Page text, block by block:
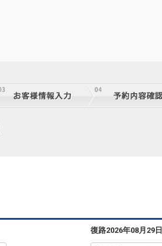
復路2026年08月29日